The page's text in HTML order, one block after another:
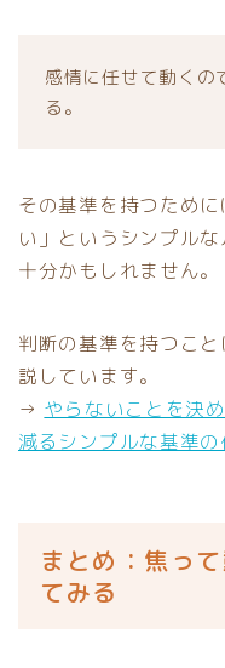
感情に任せて動くの
る。
その基準を持つため
い」というシンプル
十分かもしれません。
判断の基準を持つこ
説しています。
→ やらないことを決
減るシンプルな基準の
まとめ：焦っ
てみる